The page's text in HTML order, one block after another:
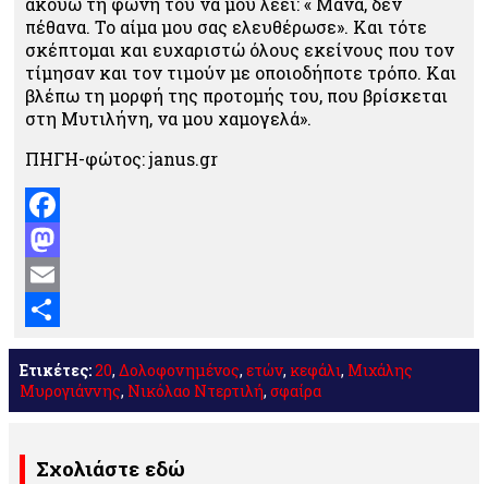
πέθανα. Το αίμα μου σας ελευθέρωσε». Και τότε
σκέπτομαι και ευχαριστώ όλους εκείνους που τον
τίμησαν και τον τιμούν με οποιοδήποτε τρόπο. Και
βλέπω τη μορφή της προτομής του, που βρίσκεται
στη Μυτιλήνη, να μου χαμογελά».
ΠΗΓΗ-φώτος: janus.gr
Facebook
Mastodon
Email
Μοιραστείτε
Ετικέτες:20, Δολοφονημένος, ετών, κεφάλι, Μιχάλης
Μυρογιάννης, Νικόλαο Ντερτιλή, σφαίρα
Σχολιάστε εδώ